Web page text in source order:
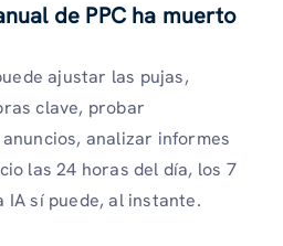
de PPC ha muerto
ajustar las pujas,
clave, probar
analizar informes
las 24 horas del día, los 7
IA sí puede, al instante.